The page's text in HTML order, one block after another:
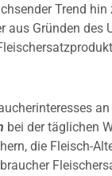
Trend
aus Gründen
bei der täglichen
die Fleisch-